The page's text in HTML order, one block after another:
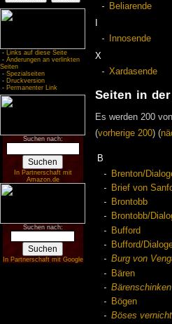
- Links auf diese Seite
- Änderungen an verlinkten
Seiten
- Spezialseiten
- Druckversion
- Permanenter Link
Suchen nach:
In Partnerschaft mit
Amazon.de
Suchen nach:
In Partnerschaft mit Google
Beliarende
Innosende
X
Xardasende
Seiten in
Es werden 200
(vorherige 200) (
B
Brenton/
Brief von
Brontobb
Brontobb/
Bufford
Bufford/
Burg von
Bären
Bärenschinken
Bögen
Böses